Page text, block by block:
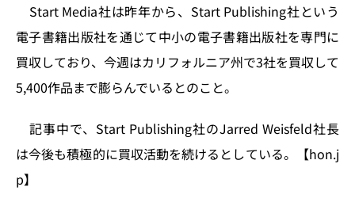
Start Media社は昨年から、Start Publishing社という
電子書籍出版社を通じて中小の電子書籍出版社を専門に
買収しており、今週はカリフォルニア州で3社を買収して
5,400作品まで膨らんでいるとのこと。
記事中で、Start Publishing社のJarred Weisfeld社長
は今後も積極的に買収活動を続けるとしている。【hon.j
p】